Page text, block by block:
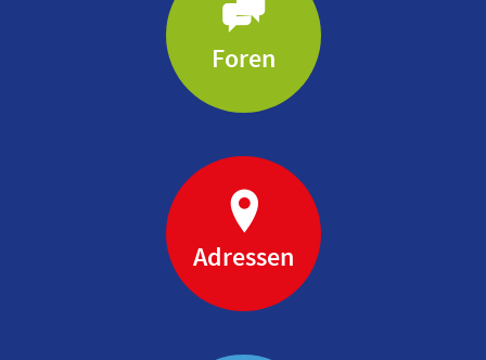
Foren
Adressen